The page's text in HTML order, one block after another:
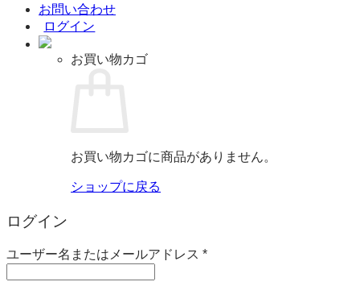
お問い合わせ
ログイン
お買い物カゴ
お買い物カゴに商品がありません。
ショップに戻る
ログイン
ユーザー名またはメールアドレス *必